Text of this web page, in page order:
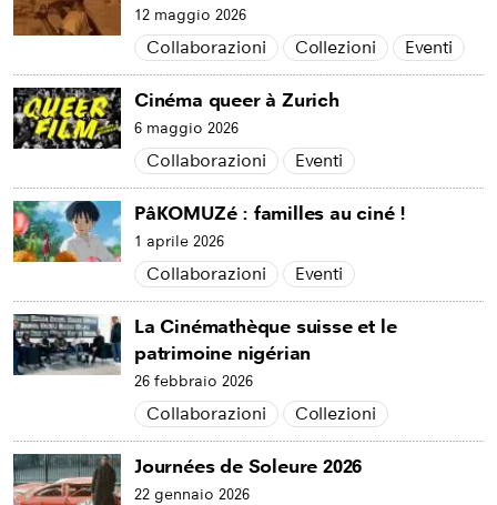
12 maggio 2026
Collaborazioni Collezioni Eventi
Cinéma queer à Zurich
6 maggio 2026
Collaborazioni Eventi
PâKOMUZé : familles au ciné !
1 aprile 2026
Collaborazioni Eventi
La Cinémathèque suisse et le
patrimoine nigérian
26 febbraio 2026
Collaborazioni Collezioni
Journées de Soleure 2026
22 gennaio 2026